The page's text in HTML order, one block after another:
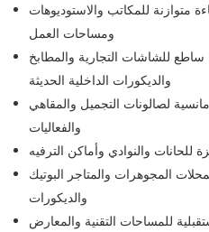
متوازنة للمكاتب والاستوديوهات
ومساحات العمل
للشاشات التجارية والمطابخ
والديكورات الداخلية الحديثة
لصالونات التجميل والمقاهي
والفعاليات
للحانات والنوادي وأماكن الترفيه
المجوهرات والمتاجر البوتيك
والديكورات
للمساحات التقنية والمعارض